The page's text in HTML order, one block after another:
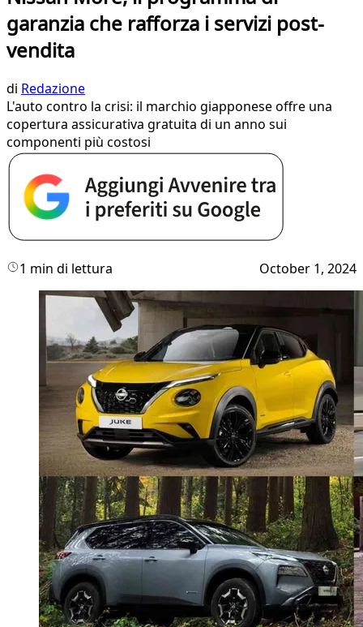
garanzia che rafforza i servizi post-
vendita
di Redazione
L'auto contro la crisi: il marchio giapponese offre una
copertura assicurativa gratuita di un anno sui
componenti più costosi
1 min di lettura October 1, 2024